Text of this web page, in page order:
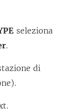
a
seleziona
.
di